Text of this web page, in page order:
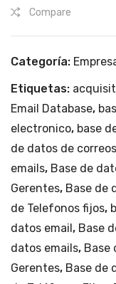
software
Nacional
cantidad
Compare
Categoría:
Etiquetas:
Email Database,
electronico, base
de datos de
emails, Base de
Gerentes, Base de
de Telefonos fijos,
datos email, Base
datos emails, Base
Gerentes, Base de